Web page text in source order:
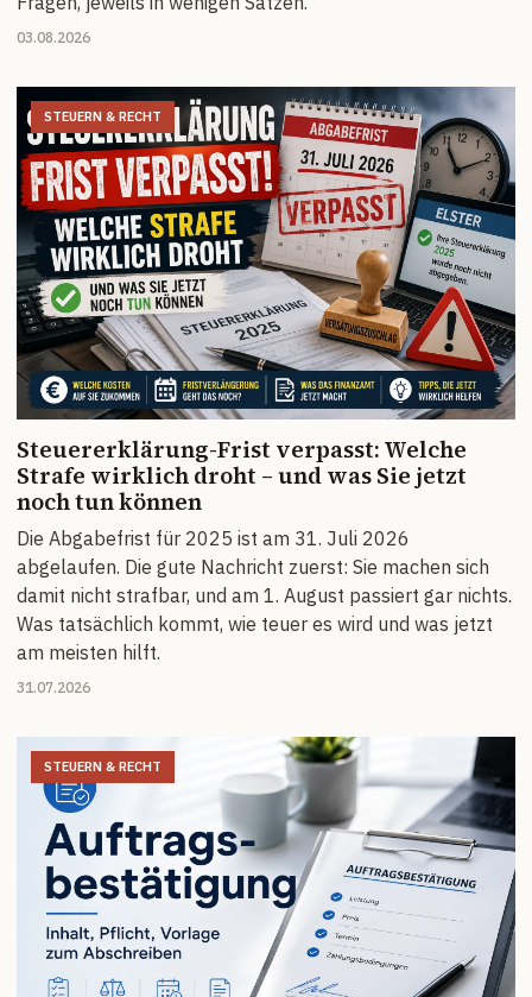
03.08.2026
STEUERN & RECHT
Steuererklärung-Frist verpasst: Welche
Strafe wirklich droht – und was Sie jetzt
noch tun können
Die Abgabefrist für 2025 ist am 31. Juli 2026
abgelaufen. Die gute Nachricht zuerst: Sie machen sich
damit nicht strafbar, und am 1. August passiert gar nichts.
Was tatsächlich kommt, wie teuer es wird und was jetzt
am meisten hilft.
31.07.2026
STEUERN & RECHT